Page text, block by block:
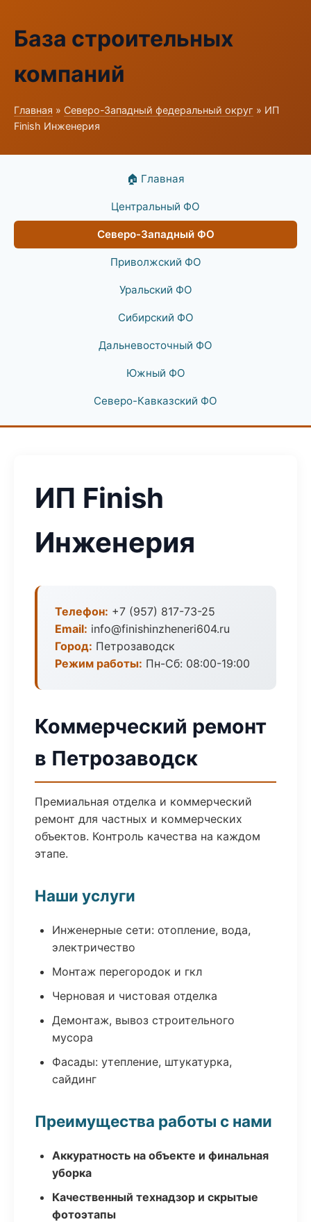
База строительных
компаний
Главная » Северо-Западный федеральный округ » ИП
Finish Инженерия
🏠 Главная
Центральный ФО
Северо-Западный ФО
Приволжский ФО
Уральский ФО
Сибирский ФО
Дальневосточный ФО
Южный ФО
Северо-Кавказский ФО
ИП Finish
Инженерия
Телефон: +7 (957) 817-73-25
Email: info@finishinzheneri604.ru
Город: Петрозаводск
Режим работы: Пн-Сб: 08:00-19:00
Коммерческий ремонт
в Петрозаводск
Премиальная отделка и коммерческий
ремонт для частных и коммерческих
объектов. Контроль качества на каждом
этапе.
Наши услуги
Инженерные сети: отопление, вода,
электричество
Монтаж перегородок и гкл
Черновая и чистовая отделка
Демонтаж, вывоз строительного
мусора
Фасады: утепление, штукатурка,
сайдинг
Преимущества работы с нами
Аккуратность на объекте и финальная
уборка
Качественный технадзор и скрытые
фотоэтапы